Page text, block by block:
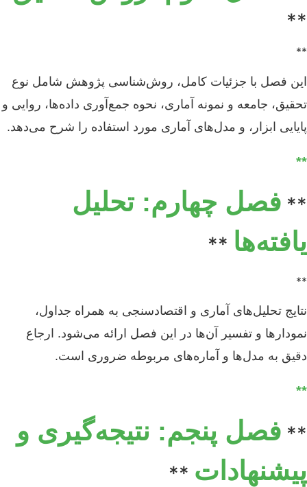
**
**
این فصل با جزئیات کامل، روش‌شناسی پژوهش شامل نوع
تحقیق، جامعه و نمونه آماری، نحوه جمع‌آوری داده‌ها، روایی و
پایایی ابزار، و مدل‌های آماری مورد استفاده را شرح می‌دهد.
**
** فصل چهارم: تحلیل
یافته‌ها **
**
نتایج تحلیل‌های آماری و اقتصادسنجی به همراه جداول،
نمودارها و تفسیر آن‌ها در این فصل ارائه می‌شود. ارجاع
دقیق به مدل‌ها و آماره‌های مربوطه ضروری است.
**
** فصل پنجم: نتیجه‌گیری و
پیشنهادات **